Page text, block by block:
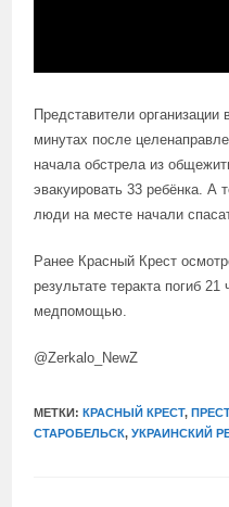
Представители
минутах после
начала обстрела из
эвакуировать 33 ребёнка. А
люди на месте начали
Ранее Красный Крест
результате теракта погиб
медпомощью.
@Zerkalo_NewZ
МЕТКИ:КРАСНЫЙ КРЕСТ,
СТАРОБЕЛЬСК, УКРАИНСКИЙ